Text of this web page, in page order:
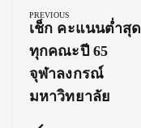
navigation
PREVIOUS
Previous
Post:
เช็ก คะแนนต่ำสุด
ทุกคณะปี 65
จุฬาลงกรณ์
มหาวิทยาลัย